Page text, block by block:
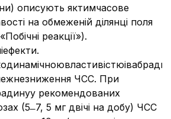
описують яктимчасове
на обмеженій ділянці поля
реакції»).
ЧСС. При
рекомендованих
(5 ̶ 7, 5 мг двічі на добу) ЧСС